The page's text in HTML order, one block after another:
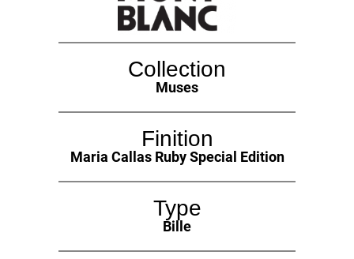
Collection
Muses
Finition
Maria Callas Ruby Special Edition
Type
Bille